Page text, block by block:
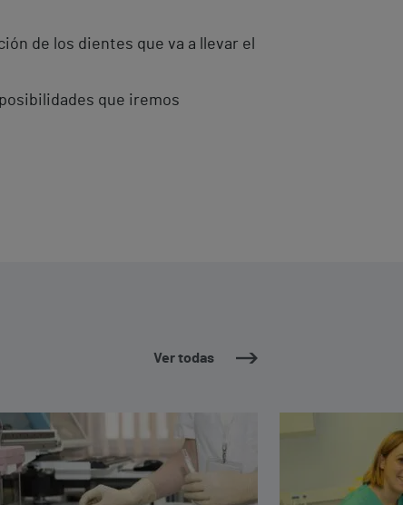
de los dientes que va a llevar el
que iremos
Ver todas